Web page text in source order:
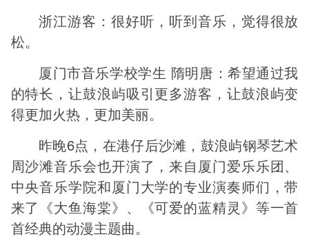
浙江游客：很好听，听到音乐，觉得很放
松。
厦门市音乐学校学生 隋明唐：希望通过我
的特长，让鼓浪屿吸引更多游客，让鼓浪屿变
得更加火热，更加美丽。
昨晚6点，在港仔后沙滩，鼓浪屿钢琴艺术
周沙滩音乐会也开演了，来自厦门爱乐乐团、
中央音乐学院和厦门大学的专业演奏师们，带
来了《大鱼海棠》、《可爱的蓝精灵》等一首
首经典的动漫主题曲。